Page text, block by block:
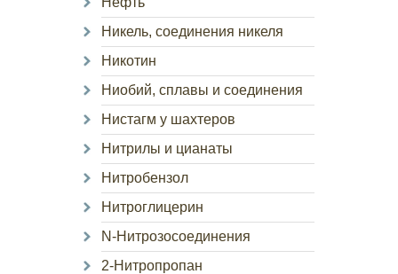
Никель, соединения никеля
Никотин
Ниобий, сплавы и соединения
Нистагм у шахтеров
Нитрилы и цианаты
Нитробензол
Нитроглицерин
N-Нитрозосоединения
2-Нитропропан